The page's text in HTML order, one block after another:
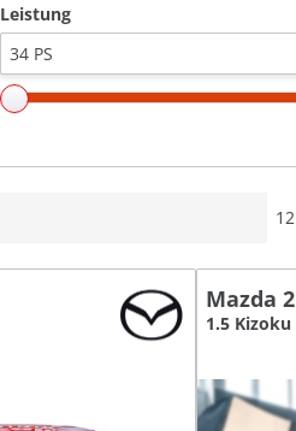
Leistung
12
Mazda 2
1.5 Kizoku